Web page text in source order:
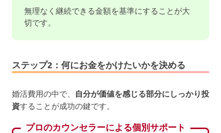
無理なく継続できる金額を基準にすることが大
切です。
ステップ2：何にお金をかけたいかを決める
婚活費用の中で、 自分が価値を感じる部分にしっかり投
資することが成功の鍵です。
プロのカウンセラーによる個別サポート